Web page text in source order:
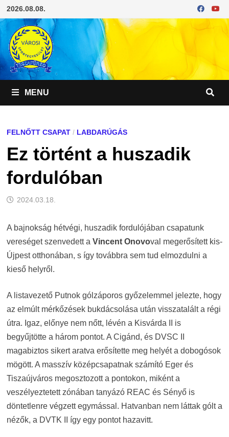
Skip
to
content
2026.08.08.
MENU
FELNŐTT CSAPAT/ LABDARÚGÁS
Ez történt a huszadik
fordulóban
2024.03.18.
A bajnokság hétvégi, huszadik fordulójában csapatunk
vereséget szenvedett a Vincent Onovoval megerősített kis-
Újpest otthonában, s így továbbra sem tud elmozdulni a
kieső helyről.
A listavezető Putnok gólzáporos győzelemmel jelezte, hogy
az elmúlt mérkőzések bukdácsolása után visszatalált a régi
útra. Igaz, előnye nem nőtt, lévén a Kisvárda II is
begyűjtötte a három pontot. A Cigánd, és DVSC II
magabiztos sikert aratva erősítette meg helyét a dobogósok
mögött. A masszív középcsapatnak számító Eger és
Tiszaújváros megosztozott a pontokon, miként a
veszélyeztetett zónában tanyázó REAC és Sényő is
döntetlenre végzett egymással. Hatvanban nem láttak gólt a
nézők, a DVTK II így egy pontot hazavitt.